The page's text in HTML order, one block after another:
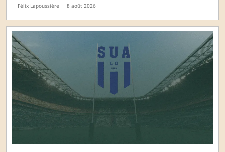
Félix Lapoussière · 8 août 2026